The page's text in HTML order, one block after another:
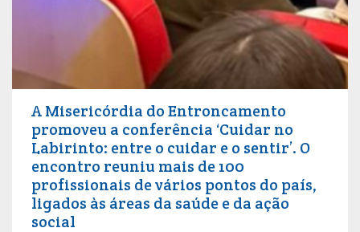
A Misericórdia do Entroncamento
promoveu a conferência ‘Cuidar no
Labirinto: entre o cuidar e o sentir’. O
encontro reuniu mais de 100
profissionais de vários pontos do país,
ligados às áreas da saúde e da ação
social